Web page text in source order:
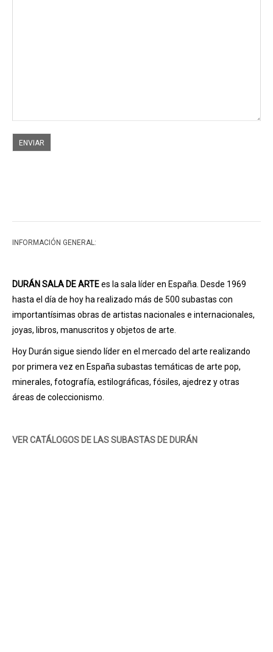
ENVIAR
INFORMACIÓN GENERAL:
DURÁN SALA DE ARTEes la sala líder en España. Desde 1969
hasta el día de hoy ha realizado más de 500 subastas con
importantísimas obras de artistas nacionales e internacionales,
joyas, libros, manuscritos y objetos de arte.
Hoy Durán sigue siendo líder en el mercado del arte realizando
por primera vez en España subastas temáticas de arte pop,
minerales, fotografía, estilográficas, fósiles, ajedrez y otras
áreas de coleccionismo.
VER CATÁLOGOS DE LAS SUBASTAS DE DURÁN